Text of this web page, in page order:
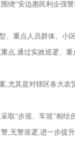
绕“安边惠民利企强
、重点人员群体、小
点,通过实效巡逻、
,尤其是对辖区各大农
取“步巡、车巡”相结
,无警巡逻,进一步提